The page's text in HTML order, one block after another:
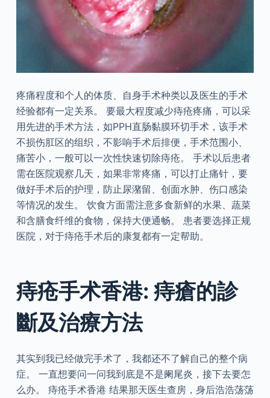
疼痛程度和个人的体质、自身手术种类以及医生的手术
经验都有一定关系。 要最大程度减少痔疮疼痛，可以采
用先进的手术方法，如PPH直肠黏膜环切手术，该手术
不损伤肛区的组织，不影响手术后排便，手术范围小、
痛苦小，一般可以一次性快速切除痔疮。 手术以后患者
需在医院观察几天，如果非常疼痛，可以打止痛针，要
做好手术后的护理，防止尿潴留、创面水肿、伤口感染
等情况的发生。 饮食方面需注意多食新鲜的水果、蔬菜
和含膳食纤维的食物，保持大便通畅。 患者要选择正规
医院，对于痔疮手术后的康复都有一定帮助。
痔疮手术香港: 痔瘡的診
斷及治療方法
其实到我已经做完手术了，我都还不了解自己的整个病
症。 一直想要问一问我到底是不是阑尾炎，接下去要怎
么办。 痔疮手术香港 结果那天医生查房，身后浩浩荡荡